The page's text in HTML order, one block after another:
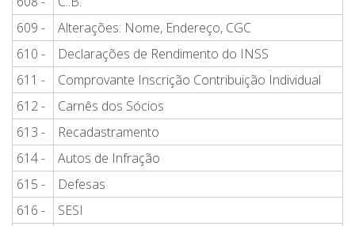
609 -
Alterações: Nome, Endereço, CGC
610 -
Declarações de Rendimento do INSS
611 -
Comprovante Inscrição Contribuição Individual
612 -
Carnês dos Sócios
613 -
Recadastramento
614 -
Autos de Infração
615 -
Defesas
616 -
SESI